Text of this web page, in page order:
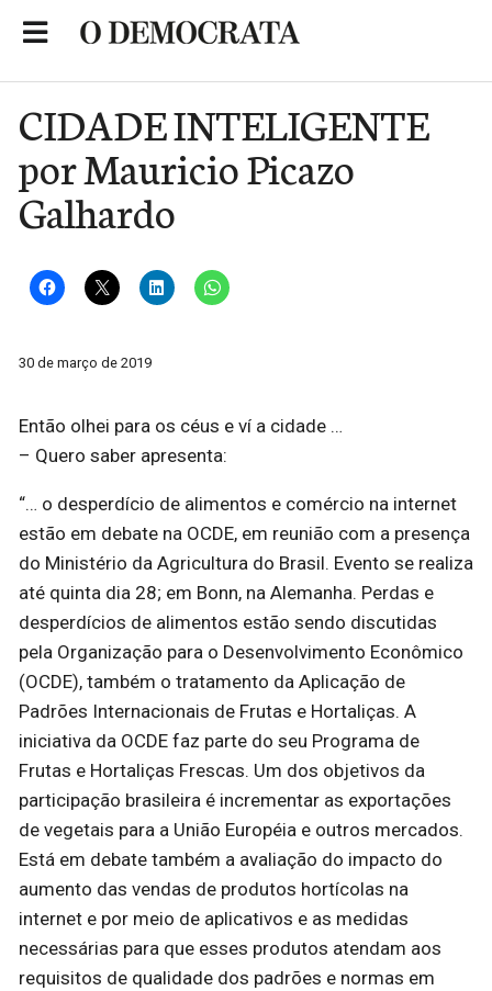
CIDADE INTELIGENTE
por Mauricio Picazo
Galhardo
30 de março de 2019
Então olhei para os céus e ví a cidade …
– Quero saber apresenta:
“… o desperdício de alimentos e comércio na internet
estão em debate na OCDE, em reunião com a presença
do Ministério da Agricultura do Brasil. Evento se realiza
até quinta dia 28; em Bonn, na Alemanha. Perdas e
desperdícios de alimentos estão sendo discutidas
pela Organização para o Desenvolvimento Econômico
(OCDE), também o tratamento da Aplicação de
Padrões Internacionais de Frutas e Hortaliças. A
iniciativa da OCDE faz parte do seu Programa de
Frutas e Hortaliças Frescas. Um dos objetivos da
participação brasileira é incrementar as exportações
de vegetais para a União Européia e outros mercados.
Está em debate também a avaliação do impacto do
aumento das vendas de produtos hortícolas na
internet e por meio de aplicativos e as medidas
necessárias para que esses produtos atendam aos
requisitos de qualidade dos padrões e normas em